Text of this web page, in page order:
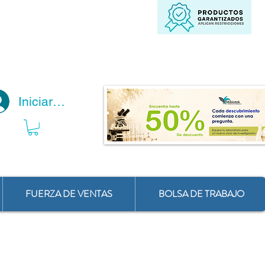
Iniciar Sesión
FUERZA DE VENTAS BOLSA DE TRABAJO